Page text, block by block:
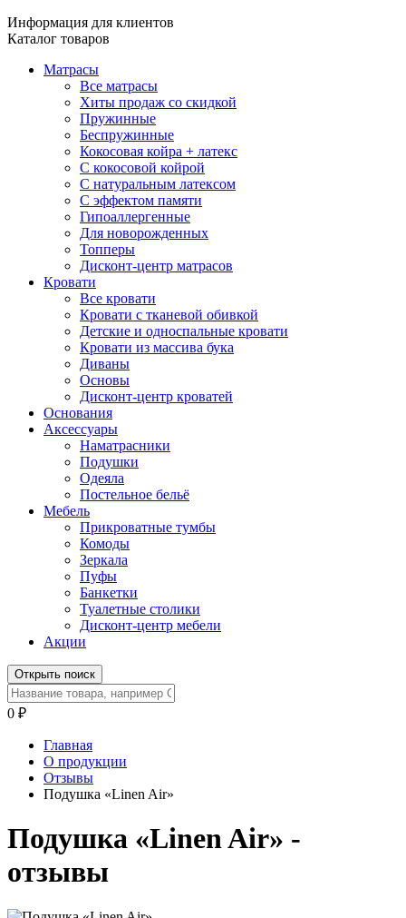
Информация для клиентов
Каталог товаров
Матрасы
Все матрасы
Хиты продаж со скидкой
Пружинные
Беспружинные
Кокосовая койра + латекс
С кокосовой койрой
С натуральным латексом
С эффектом памяти
Гипоаллергенные
Для новорожденных
Топперы
Дисконт-центр матрасов
Кровати
Все кровати
Кровати с тканевой обивкой
Детские и односпальные кровати
Кровати из массива бука
Диваны
Основы
Дисконт-центр кроватей
Основания
Аксессуары
Наматрасники
Подушки
Одеяла
Постельное бельё
Мебель
Прикроватные тумбы
Комоды
Зеркала
Пуфы
Банкетки
Туалетные столики
Дисконт-центр мебели
Акции
Открыть поиск
0 ₽
Главная
О продукции
Отзывы
Подушка «Linen Air»
Подушка «Linen Air» -
отзывы